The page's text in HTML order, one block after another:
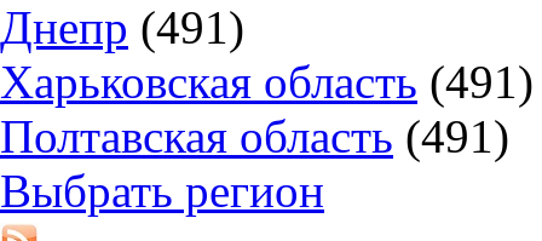
Днепр (491)
Харьковская область (491)
Полтавская область (491)
Выбрать регион